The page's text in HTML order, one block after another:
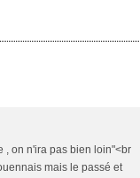
, on n'ira pas bien loin"<br
mais le passé et